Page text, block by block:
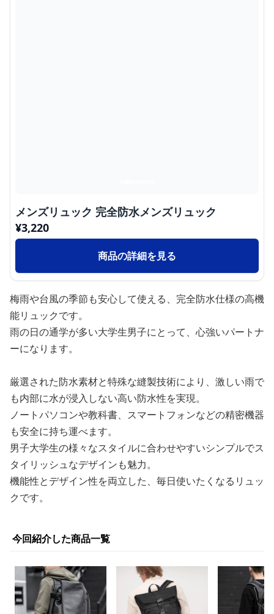
メンズリュック 完全防水メンズリュック
¥3,220
商品の詳細を見る
梅雨や台風の季節も安心して使える、完全防水仕様の高機
能リュックです。
雨の日の通学が多い大学生男子にとって、心強いパートナ
ーになります。
厳選された防水素材と特殊な縫製技術により、激しい雨で
も内部に水が浸入しない高い防水性を実現。
ノートパソコンや教科書、スマートフォンなどの精密機器
も安全に持ち運べます。
男子大学生の様々なスタイルに合わせやすいシンプルでス
タイリッシュなデザインも魅力。
機能性とデザイン性を両立した、毎日使いたくなるリュッ
クです。
今回紹介した商品一覧